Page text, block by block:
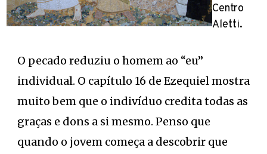
Centro
Aletti.
O pecado reduziu o homem ao “eu”
individual. O capítulo 16 de Ezequiel mostra
muito bem que o indivíduo credita todas as
graças e dons a si mesmo. Penso que
quando o jovem começa a descobrir que